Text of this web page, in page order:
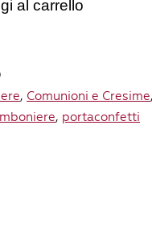
al carrello
, Comunioni e Cresime,
, portaconfetti